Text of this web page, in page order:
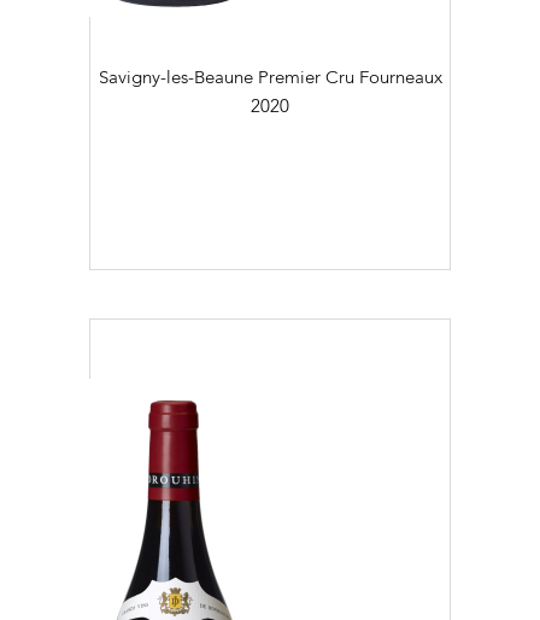
Savigny-les-Beaune Premier Cru Fourneaux
2020